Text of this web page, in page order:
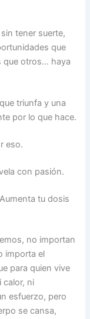
tener suerte,
que
que otros… haya
triunfa y una
por lo que hace.
eso.
con pasión.
tu dosis
no importan
importa el
para quien vive
calor, ni
esfuerzo, pero
se cansa,